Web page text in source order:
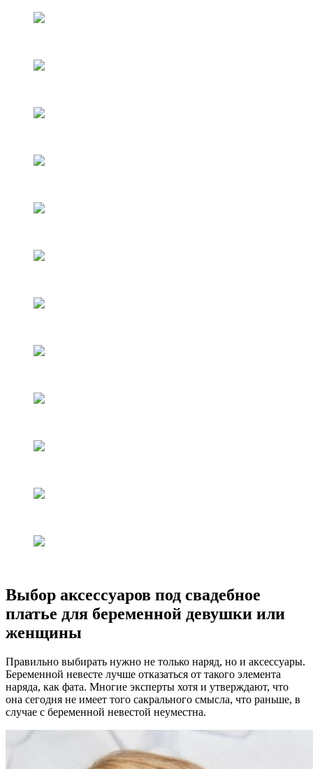
Выбор аксессуаров под свадебное
платье для беременной девушки или
женщины
Правильно выбирать нужно не только наряд, но и аксессуары.
Беременной невесте лучше отказаться от такого элемента
наряда, как фата. Многие эксперты хотя и утверждают, что
она сегодня не имеет того сакрального смысла, что раньше, в
случае с беременной невестой неуместна.